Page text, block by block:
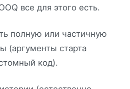
все для этого есть.
полную или частичную
(аргументы старта
код).